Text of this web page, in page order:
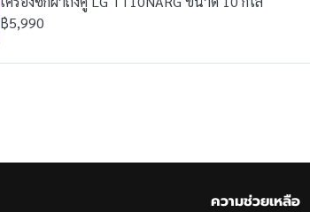
฿5,990
ความช่วยเหลือ